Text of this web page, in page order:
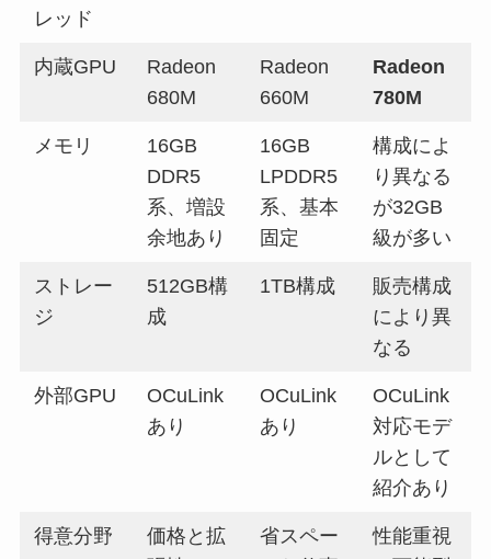
レッド
内蔵GPU
Radeon
680M
Radeon
660M
Radeon
780M
メモリ
16GB
DDR5
系、増設
余地あり
16GB
LPDDR5
系、基本
固定
構成によ
り異なる
が32GB
級が多い
ストレー
ジ
512GB構
成
1TB構成
販売構成
により異
なる
外部GPU
OCuLink
あり
OCuLink
あり
OCuLink
対応モデ
ルとして
紹介あり
得意分野
価格と拡
省スペー
性能重視